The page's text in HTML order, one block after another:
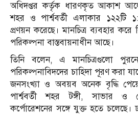
অধিদপ্তর কর্তৃক ধারণকৃত আকাশ
শহর ও পার্শ্ববর্তী এলাকার ১২২টি
প্রণয়ন করেছে। মানচিত্র ব্যবহার করে
পরিকল্পনা বাস্তবায়নাধীন আছে।
তিনি বলেন, এ মানচিত্রগুলো
পরিকল্পনাবিদদের চাহিদা পূরণ করা
জনসংখ্যা ও অবয়ব অনেক বৃদ্ধি
পার্শ্ববর্তী শহর টঙ্গী, সাভার ও
কর্পোরেশনের সঙ্গে যুক্ত হতে চলেছে।